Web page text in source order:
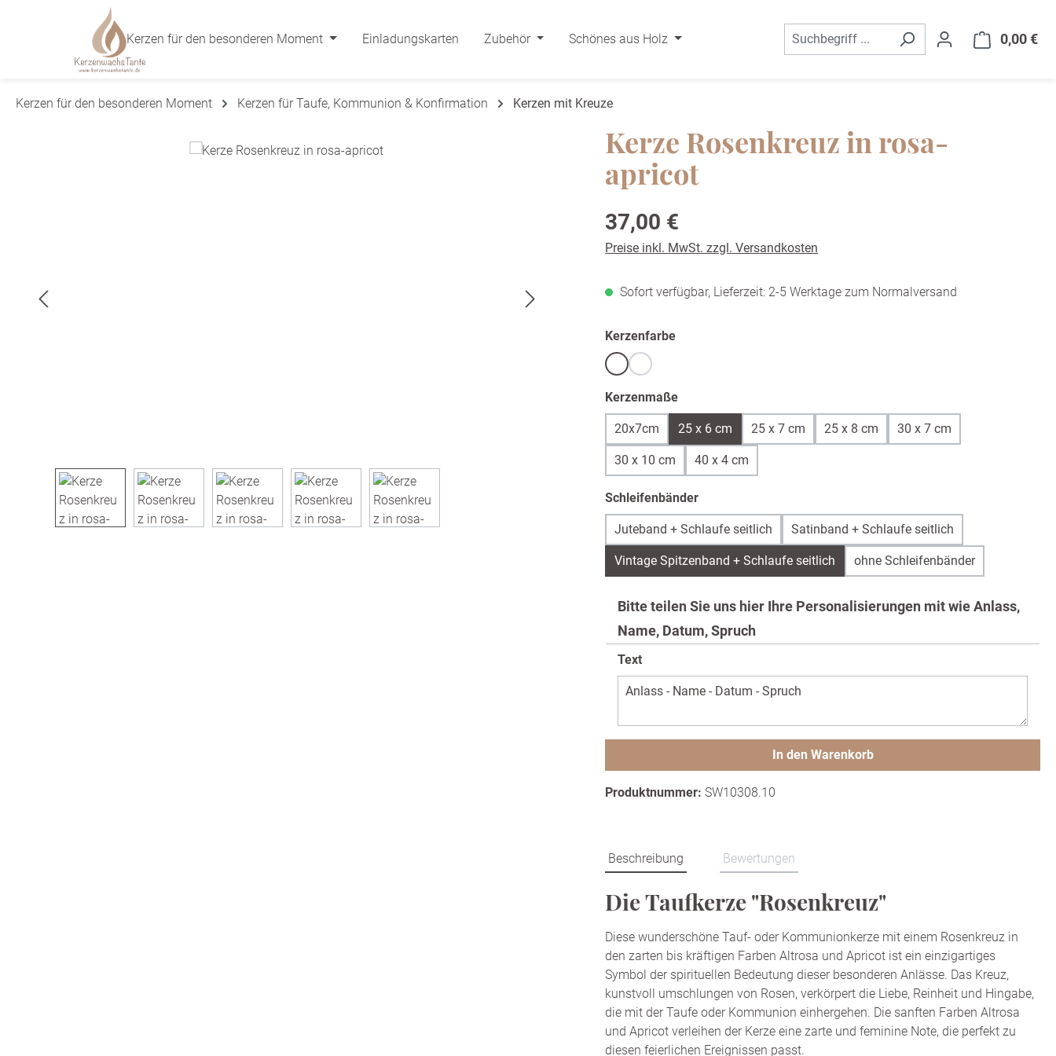
Hauptinhalt springen
Zur Suche springen
Zur Hauptnavigation springen
Kerzen für den besonderen Moment
Einladungskarten Zubehör Schönes aus Holz 0,00 €
Kerzen für den besonderen Moment Kerzen für Taufe, Kommunion & Konfirmation Kerzen mit Kreuze
Kerze Rosenkreuz in rosa-
apricot
Regulärer Preis:
37,00 €
Preise inkl. MwSt. zzgl. Versandkosten
Sofort verfügbar, Lieferzeit: 2-5 Werktage zum Normalversand
Kerzenfarbeauswählen
Weißwarmweiß /ivory
(Diese Option ist zurzeit nicht verfügbar.)
Kerzenmaßeauswählen
20x7cm 25 x 6 cm 25 x 7 cm 25 x 8 cm 30 x 7 cm
30 x 10 cm 40 x 4 cm
Schleifenbänderauswählen
Juteband + Schlaufe seitlich Satinband + Schlaufe seitlich
Vintage Spitzenband + Schlaufe seitlich ohne Schleifenbänder
Bitte teilen Sie uns hier Ihre Personalisierungen mit wie Anlass,
Name, Datum, Spruch
Text
In den Warenkorb
Produktnummer:SW10308.10
Beschreibung Bewertungen
Die Taufkerze "Rosenkreuz"
Diese wunderschöne Tauf- oder Kommunionkerze mit einem Rosenkreuz in
den zarten bis kräftigen Farben Altrosa und Apricot ist ein einzigartiges
Symbol der spirituellen Bedeutung dieser besonderen Anlässe. Das Kreuz,
kunstvoll umschlungen von Rosen, verkörpert die Liebe, Reinheit und Hingabe,
die mit der Taufe oder Kommunion einhergehen. Die sanften Farben Altrosa
und Apricot verleihen der Kerze eine zarte und feminine Note, die perfekt zu
diesen feierlichen Ereignissen passt.